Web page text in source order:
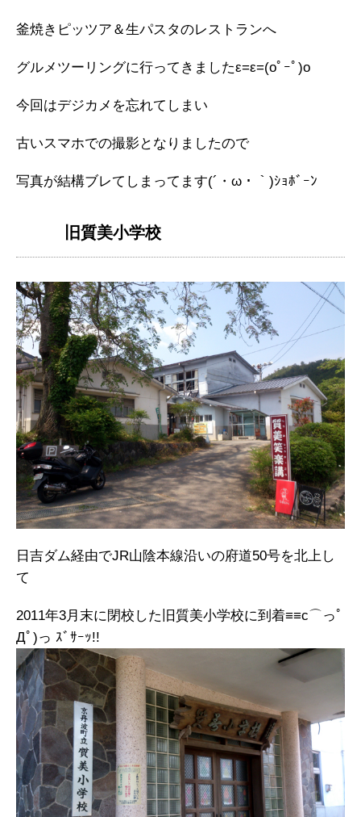
釜焼きピッツア＆生パスタのレストランへ
グルメツーリングに行ってきましたε=ε=(oﾟｰﾟ)o
今回はデジカメを忘れてしまい
古いスマホでの撮影となりましたので
写真が結構ブレてしまってます(´・ω・｀)ｼｮﾎﾞｰﾝ
旧質美小学校
日吉ダム経由でJR山陰本線沿いの府道50号を北上し
て
2011年3月末に閉校した旧質美小学校に到着≡≡c⌒っﾟ
Дﾟ)っ ｽﾞｻｰｯ!!